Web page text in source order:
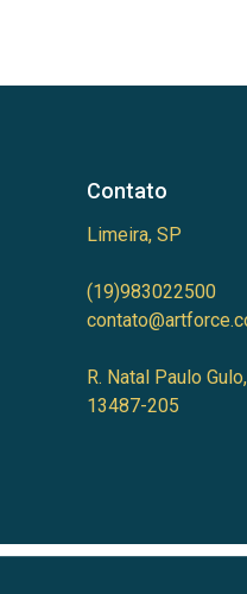
Contato
Limeira, SP
(19)983022500
R. Natal Paulo
13487-205